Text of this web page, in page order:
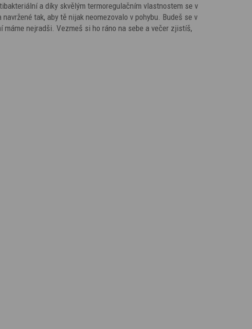
a díky skvělým termoregulačním vlastnostem se v
tak, aby tě nijak neomezovalo v pohybu. Budeš se v
nejradši. Vezmeš si ho ráno na sebe a večer zjistíš,